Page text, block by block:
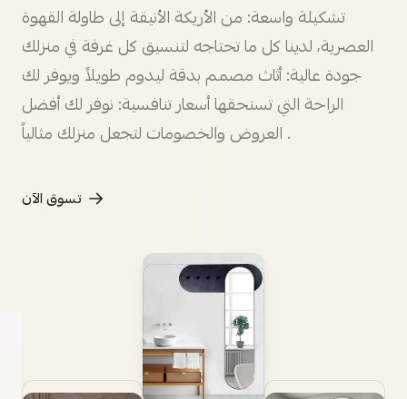
تشكيلة واسعة: من الأريكة الأنيقة إلى طاولة القهوة
العصرية، لدينا كل ما تحتاجه لتنسيق كل غرفة في منزلك
جودة عالية: أثاث مصمم بدقة ليدوم طويلاً ويوفر لك
الراحة التي تستحقها أسعار تنافسية: نوفر لك أفضل
العروض والخصومات لتجعل منزلك مثالياً .
تسوق الآن